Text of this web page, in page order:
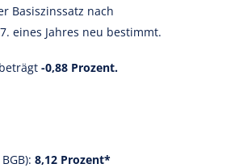
Basiszinssatz nach
eines Jahres neu bestimmt.
-0,88 Prozent.
8,12 Prozent*